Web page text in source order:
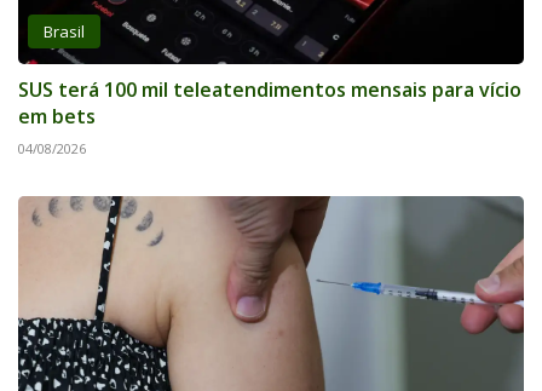
Brasil
SUS terá 100 mil teleatendimentos mensais para vício
em bets
04/08/2026